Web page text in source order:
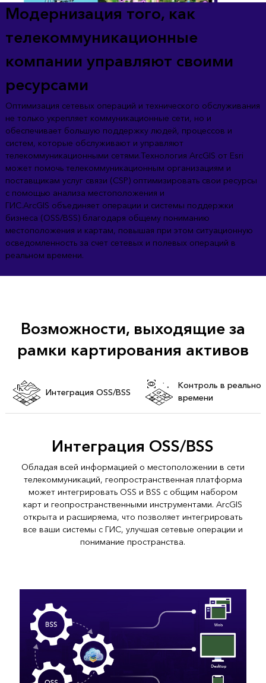
Модернизация того, как
телекоммуникационные
компании управляют своими
ресурсами
Оптимизация сетевых операций и технического обслуживания
не только укрепляет коммуникационные сети, но и
обеспечивает большую поддержку людей, процессов и
систем, которые обслуживают и управляют
телекоммуникационными сетями.Технология ArcGIS от Esri
может помочь телекоммуникационным организациям и
поставщикам услуг связи (CSP) оптимизировать свои ресурсы
с помощью анализа местоположения и
ГИС.ArcGIS объединяет операции и системы поддержки
бизнеса (OSS/BSS) благодаря общему пониманию
местоположения и картам, повышая при этом ситуационную
осведомленность за счет сетевых и полевых операций в
реальном времени.
Возможности, выходящие за
рамки картирования активов
Интеграция OSS/BSS
Контроль в
времени
Интеграция OSS/BSS
Обладая всей информацией о местоположении в сети
телекоммуникаций, геопространственная платформа
может интегрировать OSS и BSS с общим набором
карт и геопространственными инструментами. ArcGIS
открыта и расширяема, что позволяет интегрировать
все ваши системы с ГИС, улучшая сетевые операции и
понимание пространства.